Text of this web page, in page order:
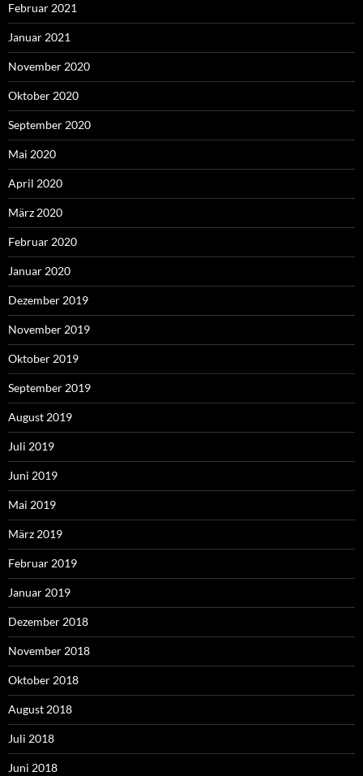
Februar 2021
Januar 2021
November 2020
Oktober 2020
September 2020
Mai 2020
April 2020
März 2020
Februar 2020
Januar 2020
Dezember 2019
November 2019
Oktober 2019
September 2019
August 2019
Juli 2019
Juni 2019
Mai 2019
März 2019
Februar 2019
Januar 2019
Dezember 2018
November 2018
Oktober 2018
August 2018
Juli 2018
Juni 2018